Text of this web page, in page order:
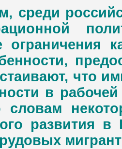
ограничения
что
в
развития